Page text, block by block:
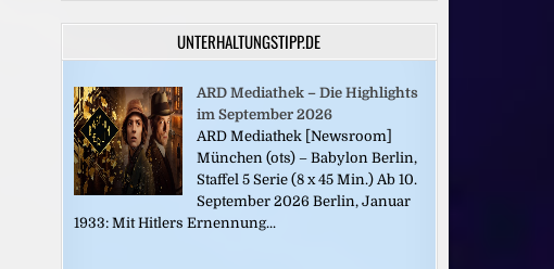
UNTERHALTUNGSTIPP.DE
ARD Mediathek – Die Highlights
im September 2026
ARD Mediathek [Newsroom]
München (ots) – Babylon Berlin,
Staffel 5 Serie (8 x 45 Min.) Ab 10.
September 2026 Berlin, Januar
1933: Mit Hitlers Ernennung...